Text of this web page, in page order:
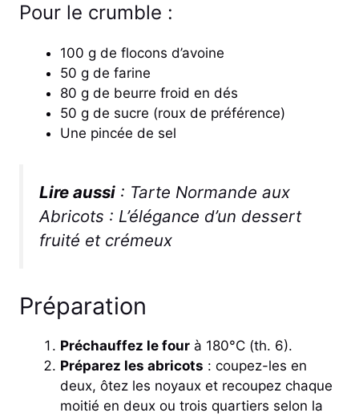
Pour le crumble :
100 g de flocons d’avoine
50 g de farine
80 g de beurre froid en dés
50 g de sucre (roux de préférence)
Une pincée de sel
Lire aussi : Tarte Normande aux
Abricots : L’élégance d’un dessert
fruité et crémeux
Préparation
Préchauffez le four à 180°C (th. 6).
Préparez les abricots : coupez-les en
deux, ôtez les noyaux et recoupez chaque
moitié en deux ou trois quartiers selon la